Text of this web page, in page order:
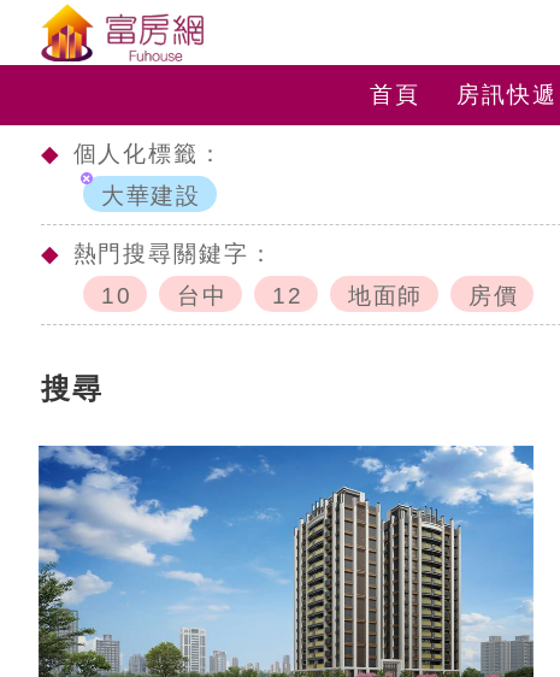
首頁 房訊快遞
◆ 個人化標籤：
大華建設
◆
熱門搜尋關鍵字：
10
台中 12 地面師 房價
搜尋